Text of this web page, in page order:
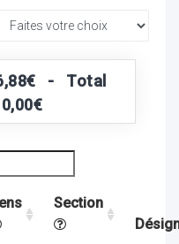
- Total
Section